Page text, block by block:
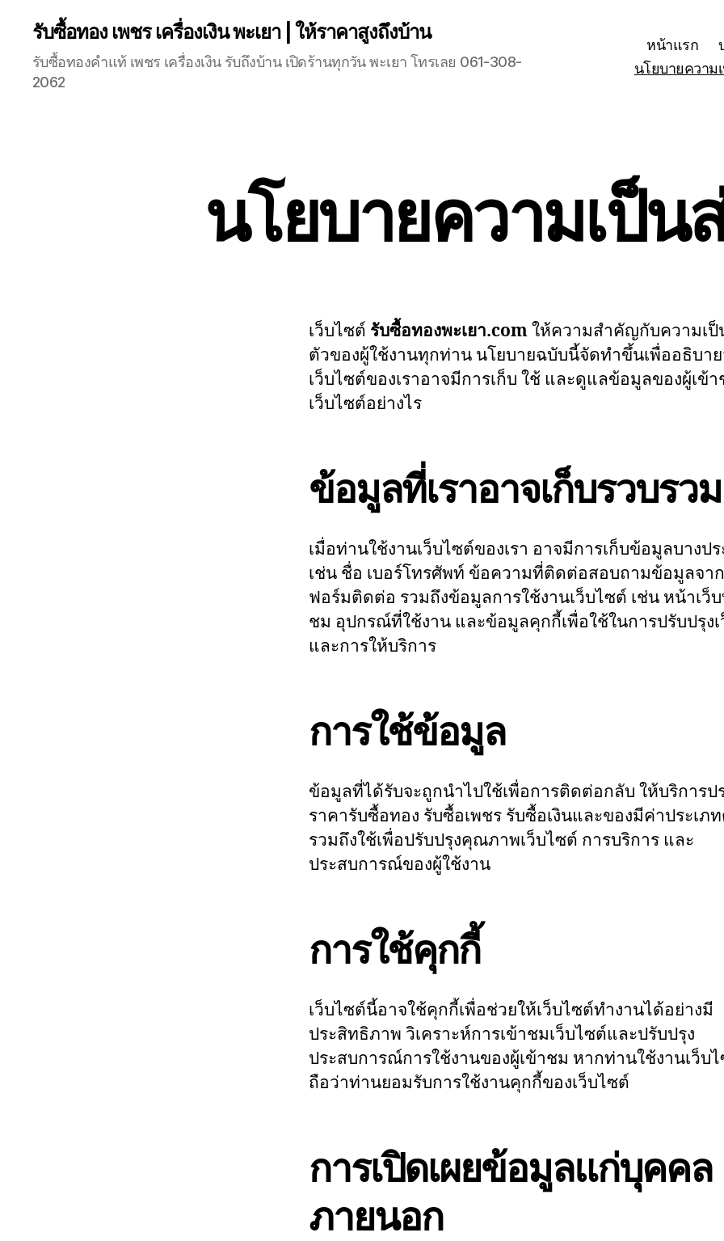
รับซื้อทอง เพชร เครื่องเงิน พะเยา | ให้ราคาสูงถึงบ้าน
รับซื้อทองคำแท้ เพชร เครื่องเงิน รับถึงบ้าน เปิดร้านทุกวัน พะเยา โทรเลย 061-308-
2062
หน้าแรก
นโยบายความ
นโยบายความเป็น
เว็บไซต์ รับซื้อทองพะเยา.comให้ความสำคัญกับความเ
ตัวของผู้ใช้งานทุกท่าน นโยบายฉบับนี้จัดทำขึ้นเพื่ออธิบาย
เว็บไซต์ของเราอาจมีการเก็บ ใช้ และดูแลข้อมูลของผู้เข้า
เว็บไซต์อย่างไร
ข้อมูลที่เราอาจเก็บรวบรวม
เมื่อท่านใช้งานเว็บไซต์ของเรา อาจมีการเก็บข้อมูลบางปร
เช่น ชื่อ เบอร์โทรศัพท์ ข้อความที่ติดต่อสอบถามข้อมูลจา
ฟอร์มติดต่อ รวมถึงข้อมูลการใช้งานเว็บไซต์ เช่น หน้าเว็บ
ชม อุปกรณ์ที่ใช้งาน และข้อมูลคุกกี้เพื่อใช้ในการปรับปรุง
และการให้บริการ
การใช้ข้อมูล
ข้อมูลที่ได้รับจะถูกนำไปใช้เพื่อการติดต่อกลับ ให้บริการป
ราคารับซื้อทอง รับซื้อเพชร รับซื้อเงินและของมีค่าประเภท
รวมถึงใช้เพื่อปรับปรุงคุณภาพเว็บไซต์ การบริการ และ
ประสบการณ์ของผู้ใช้งาน
การใช้คุกกี้
เว็บไซต์นี้อาจใช้คุกกี้เพื่อช่วยให้เว็บไซต์ทำงานได้อย่างมี
ประสิทธิภาพ วิเคราะห์การเข้าชมเว็บไซต์และปรับปรุง
ประสบการณ์การใช้งานของผู้เข้าชม หากท่านใช้งานเว็บ
ถือว่าท่านยอมรับการใช้งานคุกกี้ของเว็บไซต์
การเปิดเผยข้อมูลแก่บุคคล
ภายนอก